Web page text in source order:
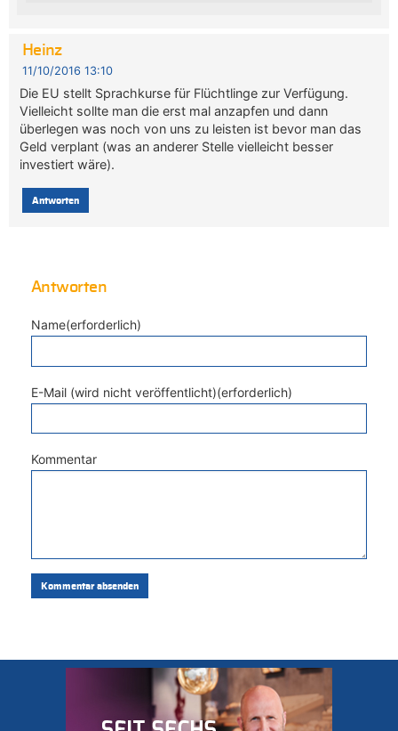
Heinz
11/10/2016 13:10
Die EU stellt Sprachkurse für Flüchtlinge zur Verfügung.
Vielleicht sollte man die erst mal anzapfen und dann
überlegen was noch von uns zu leisten ist bevor man das
Geld verplant (was an anderer Stelle vielleicht besser
investiert wäre).
Antworten
Antworten
Name(erforderlich)
E-Mail (wird nicht veröffentlicht)(erforderlich)
Kommentar